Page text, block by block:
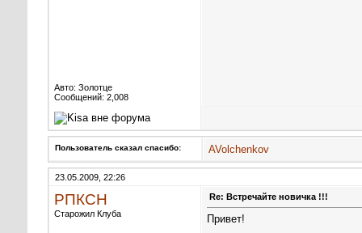
Авто: Золотце
Сообщений: 2,008
Пользователь сказал cпасибо: AVolchenkov
23.05.2009, 22:26
РПКСН
Старожил Клуба
Re: Встречайте новичка !!!
Привет!